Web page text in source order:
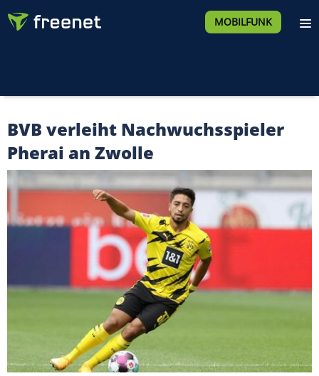
MOBILFUNK
BVB verleiht Nachwuchsspieler
Pherai an Zwolle